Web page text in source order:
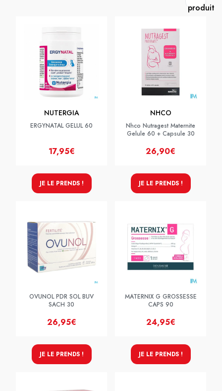
NUTERGIA
ERGYNATAL GELUL 60
17,95€
JE LE PRENDS !
NHCO
Nhco Nutragest Maternite
Gelule 60 + Capsule 30
26,90€
JE LE PRENDS !
OVUNOL PDR SOL BUV
SACH 30
26,95€
JE LE PRENDS !
MATERNIX G GROSSESSE
CAPS 90
24,95€
JE LE PRENDS !